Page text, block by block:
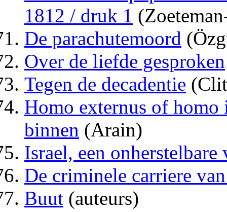
1812 / druk 1
De parachutemoord
Over de liefde gesproken
Tegen de decadentie
Homo externus of
binnen (Arain)
Israel, een onherstelbare
De criminele carriere
Buut (auteurs)